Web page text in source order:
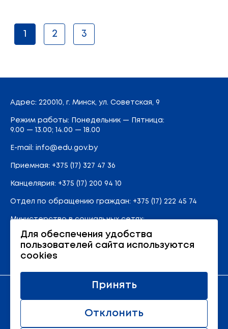
1 2 3
Адрес: 220010, г. Минск, ул. Советская, 9
Режим работы: Понедельник — Пятница:
9.00 — 13.00; 14.00 — 18.00
E-mail: info@edu.gov.by
Приемная: +375 (17) 327 47 36
Канцелярия: +375 (17) 200 94 10
Отдел по обращению граждан: +375 (17) 222 45 74
Министерство в социальных сетях:
Карта сайта
© 2011 - 2026 Министерство образования Республики
Для обеспечения удобства
пользователей сайта используются
cookies
Отклонить
Принять